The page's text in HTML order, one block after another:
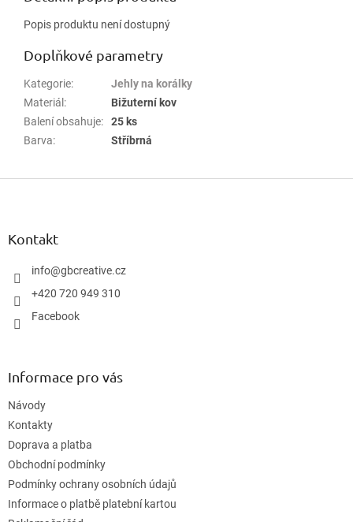
Popis produktu není dostupný
Doplňkové parametry
Kategorie:
Jehly na korálky
Materiál :
Bižuterní kov
Balení obsahuje:
25 ks
Barva: Stříbrná
Z
Kontakt
info@gbcreative.cz
+420 720 949 310
Facebook
Informace pro vás
Návody
Kontakty
Doprava a platba
Obchodní podmínky
Podmínky ochrany osobních údajů
Informace o platbě platební kartou